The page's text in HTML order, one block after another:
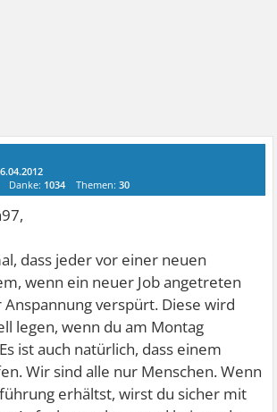
Danke: 1034 Themen:30
dass jeder vor einer neuen
wenn ein neuer Job angetreten
verspürt. Diese wird
legen, wenn du am Montag
ist auch natürlich, dass einem
Wir sind alle nur Menschen. Wenn
erhältst, wirst du sicher mit